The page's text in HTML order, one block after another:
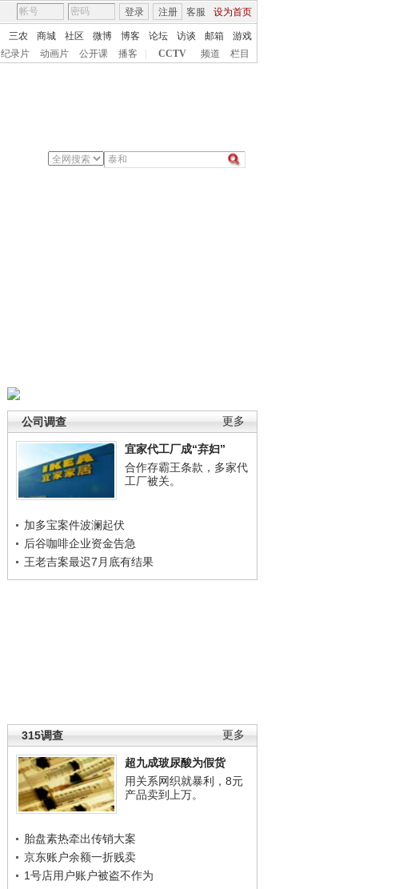
客服 设为首页
登录 注册
三农 商城 社区 微博 博客 论坛 访谈 邮箱
游戏
纪录片 动画片 公开课 播客 CCTV 频道 栏目
更多
公司调查
宜家代工厂成“弃妇”
合作存霸王条款，多家代
工厂被关。
加多宝案件波澜起伏
后谷咖啡企业资金告急
王老吉案最迟7月底有结果
更多
315调查
超九成玻尿酸为假货
用关系网织就暴利，8元
产品卖到上万。
胎盘素热牵出传销大案
京东账户余额一折贱卖
1号店用户账户被盗不作为